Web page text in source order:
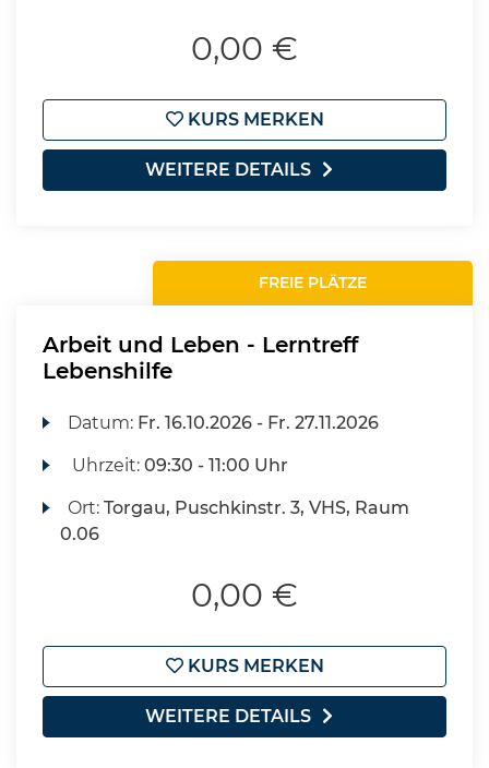
0,00 €
KURS MERKEN
WEITERE DETAILS
FREIE PLÄTZE
Arbeit und Leben - Lerntreff
Lebenshilfe
Datum: Fr. 16.10.2026 - Fr. 27.11.2026
Uhrzeit:09:30 - 11:00 Uhr
Ort:Torgau, Puschkinstr. 3, VHS, Raum
0.06
0,00 €
KURS MERKEN
WEITERE DETAILS